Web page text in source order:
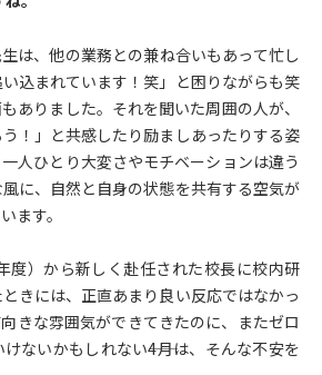
は、他の業務との兼ね合いもあって忙し
込まれています！笑」と困りながらも笑
ありました。それを聞いた周囲の人が、
う！」と共感したり励ましあったりする姿
人ひとり大変さやモチベーションは違う
に、自然と自身の状態を共有する空気が
ます。
度）から新しく赴任された校長に校内研
きには、正直あまり良い反応ではなかっ
きな雰囲気ができてきたのに、またゼロ
ないかもしれない――4月は、そんな不安を